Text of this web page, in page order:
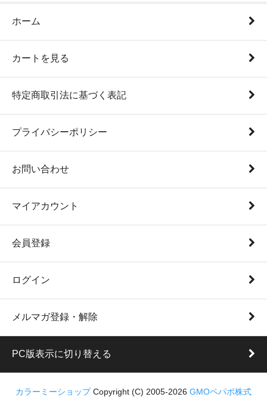
ホーム
カートを見る
特定商取引法に基づく表記
プライバシーポリシー
お問い合わせ
マイアカウント
会員登録
ログイン
メルマガ登録・解除
PC版表示に切り替える
カラーミーショップ Copyright (C) 2005-2026 GMOペパボ株式